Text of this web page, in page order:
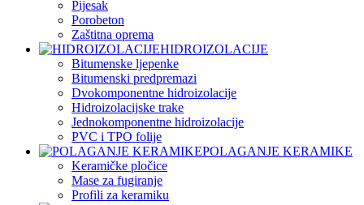
Pijesak
Porobeton
Zaštitna oprema
HIDROIZOLACIJE
Bitumenske ljepenke
Bitumenski predpremazi
Dvokomponentne hidroizolacije
Hidroizolacijske trake
Jednokomponentne hidroizolacije
PVC i TPO folije
POLAGANJE KERAMIKE
Keramičke pločice
Mase za fugiranje
Profili za keramiku